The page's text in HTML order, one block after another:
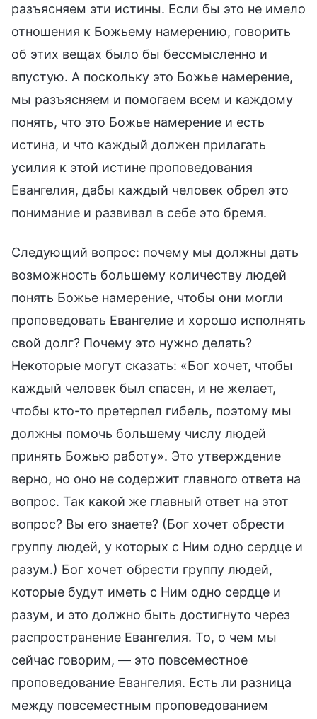
разъясняем эти истины. Если бы это не имело
отношения к Божьему намерению, говорить
об этих вещах было бы бессмысленно и
впустую. А поскольку это Божье намерение,
мы разъясняем и помогаем всем и каждому
понять, что это Божье намерение и есть
истина, и что каждый должен прилагать
усилия к этой истине проповедования
Евангелия, дабы каждый человек обрел это
понимание и развивал в себе это бремя.
Следующий вопрос: почему мы должны дать
возможность большему количеству людей
понять Божье намерение, чтобы они могли
проповедовать Евангелие и хорошо исполнять
свой долг? Почему это нужно делать?
Некоторые могут сказать: «Бог хочет, чтобы
каждый человек был спасен, и не желает,
чтобы кто-то претерпел гибель, поэтому мы
должны помочь большему числу людей
принять Божью работу». Это утверждение
верно, но оно не содержит главного ответа на
вопрос. Так какой же главный ответ на этот
вопрос? Вы его знаете? (Бог хочет обрести
группу людей, у которых с Ним одно сердце и
разум.) Бог хочет обрести группу людей,
которые будут иметь с Ним одно сердце и
разум, и это должно быть достигнуто через
распространение Евангелия. То, о чем мы
сейчас говорим, — это повсеместное
проповедование Евангелия. Есть ли разница
между повсеместным проповедованием